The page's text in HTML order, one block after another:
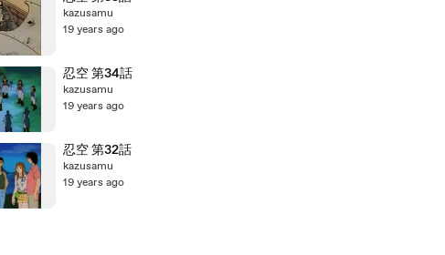
kazusamu
19 years ago
忍空 第34話
kazusamu
19 years ago
忍空 第32話
kazusamu
19 years ago